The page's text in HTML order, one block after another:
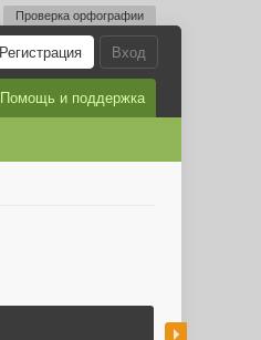
Проверка орфографии
Вход
Регистрация
Помощь и поддержка